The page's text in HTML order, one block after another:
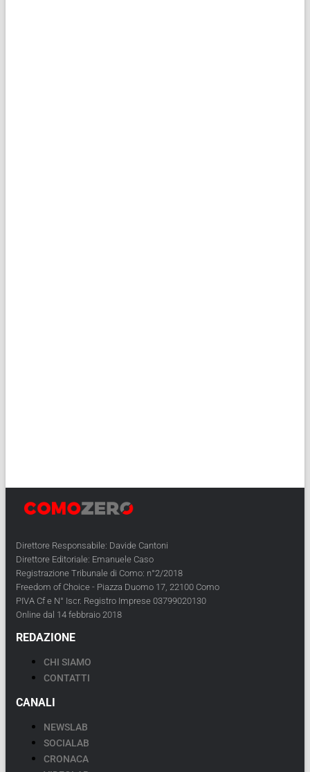
Direttore Responsabile: Davide Cantoni
Direttore Editoriale: Emanuele Caso
Registrazione Tribunale di Como: n°2/2018
Freedom of Choice - Piazza Duomo 17, 22100 Como
PIVA Cf e N° Iscr. Registro Imprese 03799020130
Online dal 14 febbraio 2018
REDAZIONE
CHI SIAMO
CONTATTI
CANALI
NEWSLAB
SOCIALAB
CRONACA